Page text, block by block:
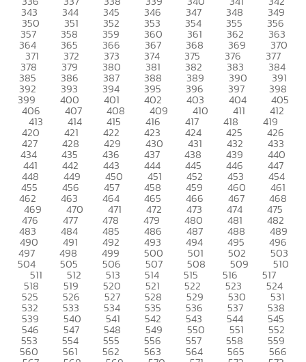
343 344 345 346 347 348 349
350 351 352 353 354 355 356
357 358 359 360 361 362 363
364 365 366 367 368 369 370
371 372 373 374 375 376 377
378 379 380 381 382 383 384
385 386 387 388 389 390 391
392 393 394 395 396 397 398
399 400 401 402 403 404 405
406 407 408 409 410 411 412
413 414 415 416 417 418 419
420 421 422 423 424 425 426
427 428 429 430 431 432 433
434 435 436 437 438 439 440
441 442 443 444 445 446 447
448 449 450 451 452 453 454
455 456 457 458 459 460 461
462 463 464 465 466 467 468
469 470 471 472 473 474 475
476 477 478 479 480 481 482
483 484 485 486 487 488 489
490 491 492 493 494 495 496
497 498 499 500 501 502 503
504 505 506 507 508 509 510
511 512 513 514 515 516 517
518 519 520 521 522 523 524
525 526 527 528 529 530 531
532 533 534 535 536 537 538
539 540 541 542 543 544 545
546 547 548 549 550 551 552
553 554 555 556 557 558 559
560 561 562 563 564 565 566